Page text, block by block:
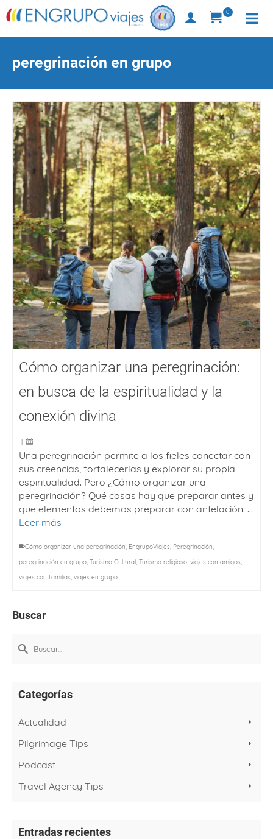
0
peregrinación en grupo
Cómo organizar una peregrinación:
en busca de la espiritualidad y la
conexión divina
Una peregrinación permite a los fieles conectar con
sus creencias, fortalecerlas y explorar su propia
espiritualidad. Pero ¿Cómo organizar una
peregrinación? Qué cosas hay que preparar antes y
que elementos debemos preparar con antelación. …
Leer más
Cómo organizar una peregrinación, EngrupoViajes, Peregrinación,
peregrinación en grupo, Turismo Cultural, Turismo religioso, viajes con amigos,
viajes con familias, viajes en grupo
Buscar
por:
Categorías
Actualidad
Pilgrimage Tips
Podcast
Travel Agency Tips
Entradas recientes